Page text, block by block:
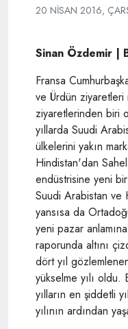
20 NISAN 2016,
Sinan Özdemir |
Fransa
ve Ürdün
ziyaretlerinden biri
yıllarda Suudi
ülkelerini yakın
Hindistan'dan
endüstrisine yeni bir
Suudi Arabistan ve
yansısa da
yeni pazar
raporunda altını
dört yıl
yükselme yılı
yılların en şiddetli
yılının ardından